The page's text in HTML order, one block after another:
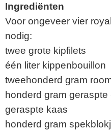
Ingrediënten
Voor ongeveer vier
nodig:
twee grote kipfilets
één liter kippenbouillon
tweehonderd gram
honderd gram
geraspte kaas
honderd gram